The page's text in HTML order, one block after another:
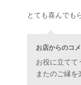
とても喜んでも
お店からのコ
お役に立てて
またのご縁を